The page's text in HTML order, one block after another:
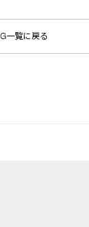
一覧に戻る